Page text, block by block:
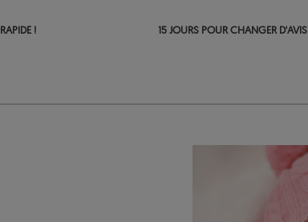
! 15 JOURS POUR CHANGER D'AVIS